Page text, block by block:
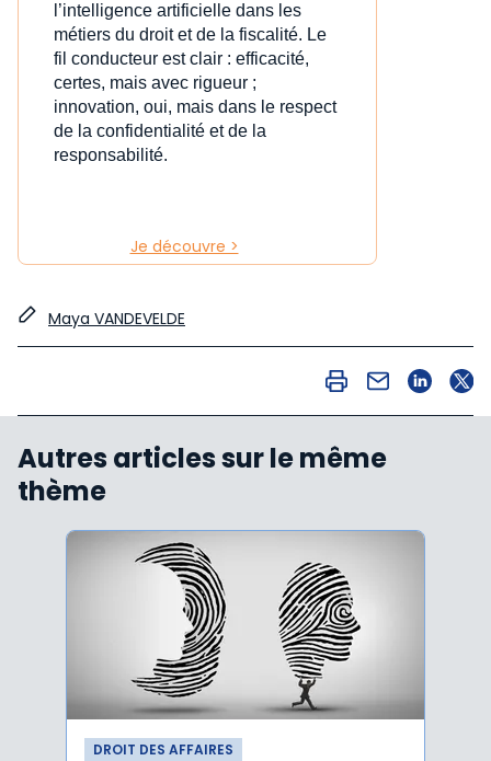
l’intelligence artificielle dans les
métiers du droit et de la fiscalité. Le
fil conducteur est clair : efficacité,
certes, mais avec rigueur ;
innovation, oui, mais dans le respect
de la confidentialité et de la
responsabilité.
Je découvre >
Maya VANDEVELDE
Autres articles sur le même
thème
DROIT DES AFFAIRES